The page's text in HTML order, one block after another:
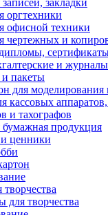
закладки
оргтехники
офисной техники
чертежных и
и
пакеты
для моделирования
кассовых
и тахографов
продукция
ценники
для творчества